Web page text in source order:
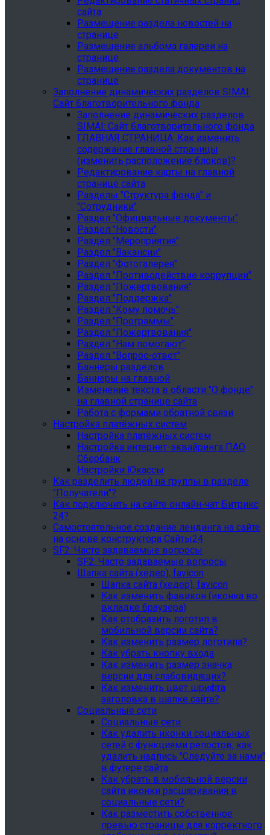
сайта
Размещение раздела новостей на
странице
Размещение альбома галереи на
странице
Размещение раздела документов на
странице
Заполнение динамических разделов SIMAI:
Сайт благотворительного фонда
Заполнение динамических разделов
SIMAI: Сайт благотворительного фонда
ГЛАВНАЯ СТРАНИЦА. Как изменить
содержание главной страницы
(изменить расположение блоков)?
Редактирование карты на главной
странице сайта
Разделы "Структура фонда" и
"Сотрудники"
Раздел "Официальные документы"
Раздел "Новости"
Раздел "Мероприятия"
Раздел "Вакансии"
Раздел "Фотогалерея"
Раздел "Противодействие коррупции"
Раздел "Пожертвования"
Раздел "Поддержка"
Раздел "Кому помочь"
Раздел "Программы"
Раздел "Пожертвования"
Раздел "Нам помогают"
Раздел "Вопрос-ответ"
Баннеры разделов
Баннеры на главной
Изменение текста в области "О фонде"
на главной странице сайта
Работа с формами обратной связи
Настройка платёжных систем
Настройка платёжных систем
Настройка интернет-эквайринга ПАО
Сбербанк
Настройки Юкассы
Как разделить людей на группы в разделе
"Получатели"?
Как подключить на сайте онлайн-чат Битрикс
24?
Самостоятельное создание лендинга на сайте
на основе конструктора Сайты24
SF2: Часто задаваемые вопросы
SF2: Часто задаваемые вопросы
Шапка сайта (хедер), favicon
Шапка сайта (хедер), favicon
Как изменить фавикон (иконка во
вкладке браузера)
Как отобразить логотип в
мобильной версии сайта?
Как изменить размер логотипа?
Как убрать кнопку входа
Как изменить размер значка
версии для слабовидящих?
Как изменить цвет шрифта
заголовка в шапке сайте?
Социальные сети
Социальные сети
Как удалить иконки социальных
сетей с функциями репостов, как
удалить надпись "Следуйте за нами"
в футере сайта
Как убрать в мобильной версии
сайта иконки расшаривания в
социальные сети?
Как разместить собственное
превью страницы для корректного